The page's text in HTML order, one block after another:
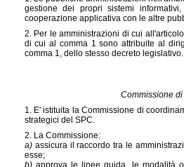
gestione dei propri sistemi
cooperazione applicativa con le altre
2. Per le amministrazioni di cui
di cui al comma 1 sono attribuite al
comma 1, dello stesso decreto legislativo.
Commissione
1. E' istituita la Commissione di
strategici del SPC.
2. La Commissione:
a)assicura il raccordo tra le
esse;
b)approva le linee guida, le modalità